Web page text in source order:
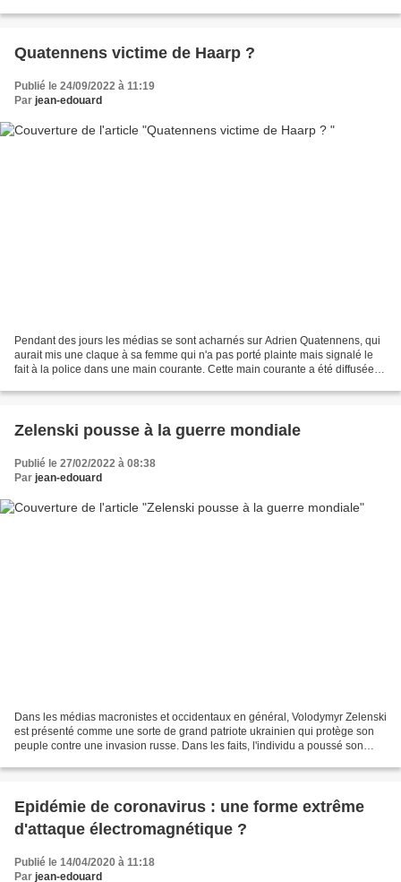
Quatennens victime de Haarp ?
Publié le 24/09/2022 à 11:19
Par jean-edouard
Pendant des jours les médias se sont acharnés sur Adrien Quatennens, qui
aurait mis une claque à sa femme qui n'a pas porté plainte mais signalé le
fait à la police dans une main courante. Cette main courante a été diffusée
Zelenski pousse à la guerre mondiale
Publié le 27/02/2022 à 08:38
Par jean-edouard
Dans les médias macronistes et occidentaux en général, Volodymyr Zelenski
est présenté comme une sorte de grand patriote ukrainien qui protège son
peuple contre une invasion russe. Dans les faits, l'individu a poussé son
Epidémie de coronavirus : une forme extrême
d'attaque électromagnétique ?
Publié le 14/04/2020 à 11:18
Par jean-edouard